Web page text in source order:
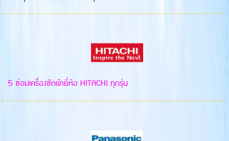
5 ซ่อมเครื่องซักผ้ายี่ห้อ HITACHI ทุกรุ่น